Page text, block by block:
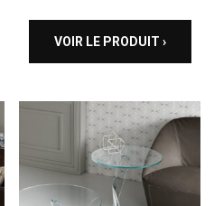
VOIR LE PRODUIT ›